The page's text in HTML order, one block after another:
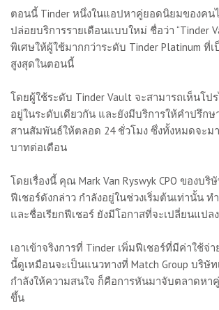
ตอนนี้ Tinder หนึ่งในแอปหาคู่ยอดนิยมของคน
ปล่อยบริการรายเดือนแบบใหม่ ชื่อว่า “Tinder
พิเศษให้ผู้ใช้มากกว่าระดับ Tinder Platinum ที่
สูงสุดในตอนนี้
โดยผู้ใช้ระดับ Tinder Vault จะสามารถเห็นโป
อยู่ในระดับเดียวกัน และยังมีบริการให้คำปรึกษ
สานสัมพันธ์ให้ตลอด 24 ชั่วโมง ซึ่งทั้งหมดจะมา
บาทต่อเดือน
โดยเรื่องนี้ คุณ Mark Van Ryswyk CPO ของบ
ฟีเชอร์ดังกล่าว กำลังอยู่ในช่วงเริ่มต้นเท่านั้น ท
และชื่อเรียกฟีเชอร์ ยังมีโอกาสที่จะเปลี่ยนแปล
เอาเข้าจริงการที่ Tinder เพิ่มฟีเชอร์ที่มีค่าใช้จ่
นี้ดูเหมือนจะเป็นแนวทางที่ Match Group บริษัท
กำลังให้ความสนใจ ก็คือการหันมาจับตลาดหา
ขึ้น